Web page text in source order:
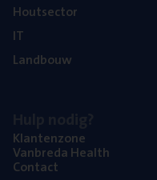
Hout­sec­tor
IT
Land­bouw
Klan­ten­zo­ne
Van­b­re­da Health
Con­tact